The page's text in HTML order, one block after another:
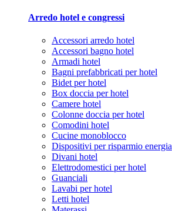
Arredo hotel e congressi
Accessori arredo hotel
Accessori bagno hotel
Armadi hotel
Bagni prefabbricati per hotel
Bidet per hotel
Box doccia per hotel
Camere hotel
Colonne doccia per hotel
Comodini hotel
Cucine monoblocco
Dispositivi per risparmio energia
Divani hotel
Elettrodomestici per hotel
Guanciali
Lavabi per hotel
Letti hotel